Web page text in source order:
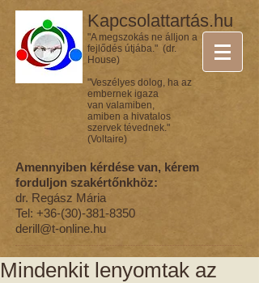
Kapcsolattartás.hu
"A megszokás ne álljon a
fejlődés útjába." (dr.
House)
"Veszélyes dolog, ha az
embernek igaza
van valamiben,
amiben a hivatalos
szervek tévednek."
(Voltaire)
Amennyiben kérdése van, kérem
forduljon szakértőnkhöz:
dr. Regász Mária
Tel: +36-(30)-381-8350
derill@t-online.hu
Mindenkit lenyomtak az